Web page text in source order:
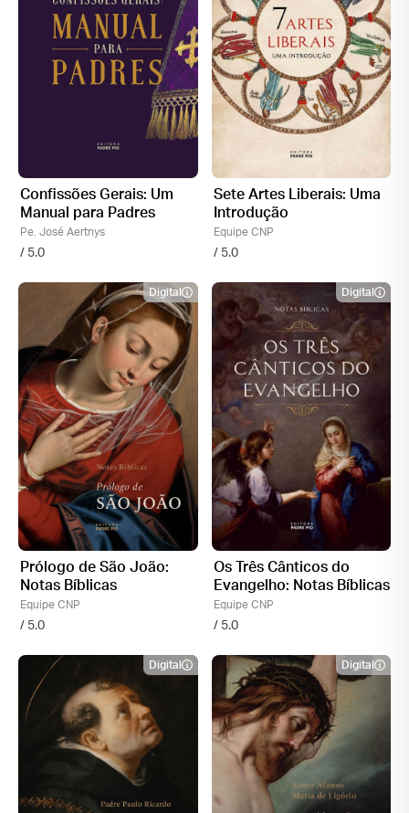
Confissões Gerais: Um
Manual para Padres
Pe. José Aertnys
/ 5.0
Sete Artes Liberais: Uma
Introdução
Equipe CNP
/ 5.0
Digital
Prólogo de São João:
Notas Bíblicas
Equipe CNP
/ 5.0
Digital
Os Três Cânticos do
Evangelho: Notas Bíblicas
Equipe CNP
/ 5.0
Digital Digital